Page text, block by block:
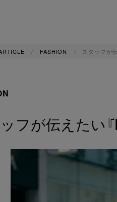
FASHION スタッフが
フが伝えたい